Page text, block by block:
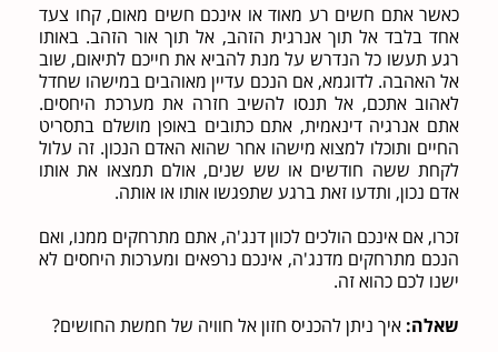
כאשר אתם חשים רע מאוד או אינכם חשים מאום, קחו צעד
אחד בלבד אל תוך אנרגית הזהב, אל תוך אור הזהב. באותו
רגע תעשו כל הנדרש על מנת להביא את חייכם לתיאום, שוב
אל האהבה. לדוגמא, אם הנכם עדיין מאוהבים במישהו שחדל
לאהוב אתכם, אל תנסו להשיב חזרה את מערכת היחסים.
אתם אנרגיה דינאמית, אתם כתובים באופן מושלם בתסריט
החיים ותוכלו למצוא מישהו אחר שהוא האדם הנכון. זה עלול
לקחת ששה חודשים או שש שנים, אולם תמצאו את אותו
אדם נכון, ותדעו זאת ברגע שתפגשו אותו או אותה.
זכרו, אם אינכם הולכים לכוון דנג'ה, אתם מתרחקים ממנו, ואם
הנכם מתרחקים מדנג'ה, אינכם נרפאים ומערכות היחסים לא
ישנו לכם כהוא זה.
שאלה:איך ניתן להכניס חזון אל חוויה של חמשת החושים?